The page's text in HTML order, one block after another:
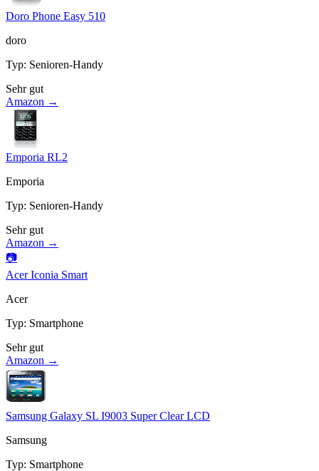
Doro Phone Easy 510
doro
Typ: Senioren-Handy
Sehr gut
Amazon →
Emporia RL2
Emporia
Typ: Senioren-Handy
Sehr gut
Amazon →
📷
Acer Iconia Smart
Acer
Typ: Smartphone
Sehr gut
Amazon →
Samsung Galaxy SL I9003 Super Clear LCD
Samsung
Typ: Smartphone